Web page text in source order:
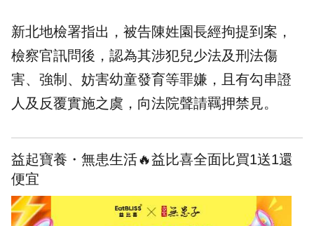
新北地檢署指出，被告陳姓園長經拘提到案，
檢察官訊問後，認為其涉犯兒少法及刑法傷
害、強制、妨害幼童發育等罪嫌，且有勾串證
人及反覆實施之虞，向法院聲請羈押禁見。
益起寶養・無患生活🔥益比喜全面比買1送1還
便宜